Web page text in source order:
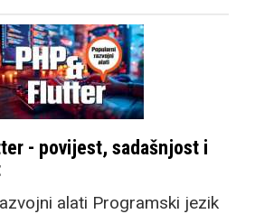
- povijest, sadašnjost i
alati Programski jezik